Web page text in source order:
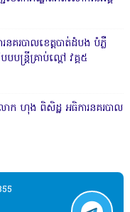
នគរបាលខេត្តបាត់ដំបង បំភ្លឺ
បន្ត្រីគ្រាប់ល្ពៅ វគ្គ៥
ងលោក ហុង ពិសិដ្ឋ អធិការនគរបាល